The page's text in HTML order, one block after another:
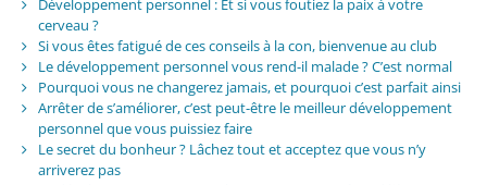
Développement personnel : Et si vous foutiez la paix à votre
cerveau ?
Si vous êtes fatigué de ces conseils à la con, bienvenue au club
Le développement personnel vous rend-il malade ? C’est normal
Pourquoi vous ne changerez jamais, et pourquoi c’est parfait ainsi
Arrêter de s’améliorer, c’est peut-être le meilleur développement
personnel que vous puissiez faire
Le secret du bonheur ? Lâchez tout et acceptez que vous n’y
arriverez pas